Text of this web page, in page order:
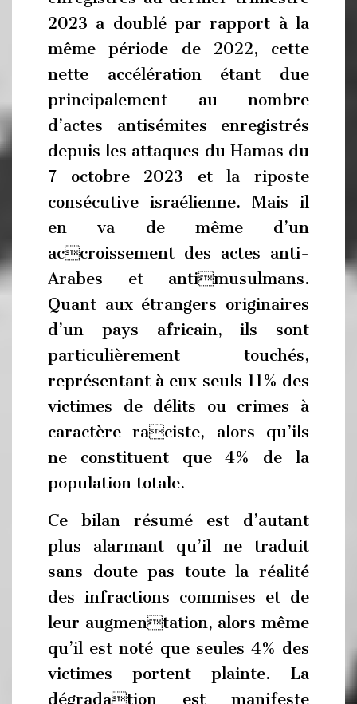
2023 a doublé par rapport à la
même période de 2022, cette
nette accélération étant due
principalement au nombre
d’actes antisémites enregistrés
depuis les attaques du Hamas du
7 octobre 2023 et la riposte
consécutive israélienne. Mais il
en va de même d’un
accroissement des actes anti-
Arabes et antimusulmans.
Quant aux étrangers originaires
d’un pays africain, ils sont
particulièrement touchés,
représentant à eux seuls 11% des
victimes de délits ou crimes à
caractère raciste, alors qu’ils
ne constituent que 4% de la
population totale.
Ce bilan résumé est d’autant
plus alarmant qu’il ne traduit
sans doute pas toute la réalité
des infractions commises et de
leur augmentation, alors même
qu’il est noté que seules 4% des
victimes portent plainte. La
dégradation est manifeste